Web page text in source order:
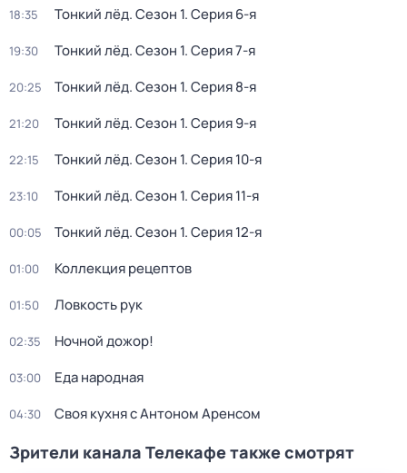
18:35 Тонкий лёд. Сезон 1. Серия 6-я
19:30 Тонкий лёд. Сезон 1. Серия 7-я
20:25 Тонкий лёд. Сезон 1. Серия 8-я
21:20 Тонкий лёд. Сезон 1. Серия 9-я
22:15 Тонкий лёд. Сезон 1. Серия 10-я
23:10 Тонкий лёд. Сезон 1. Серия 11-я
00:05 Тонкий лёд. Сезон 1. Серия 12-я
01:00 Коллекция рецептов
01:50 Ловкость рук
02:35 Ночной дожор!
03:00 Еда народная
04:30 Своя кухня с Антоном Аренсом
Зрители канала Телекафе также смотрят